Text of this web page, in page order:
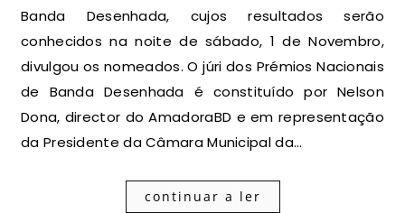
Banda Desenhada, cujos resultados serão
conhecidos na noite de sábado, 1 de Novembro,
divulgou os nomeados. O júri dos Prémios Nacionais
de Banda Desenhada é constituído por Nelson
Dona, director do AmadoraBD e em representação
da Presidente da Câmara Municipal da…
continuar a ler